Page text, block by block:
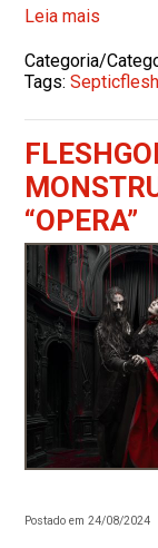
Leia mais
Categoria/
Tags:Septicflesh
“OPERA”
Postado em 24/08/2024